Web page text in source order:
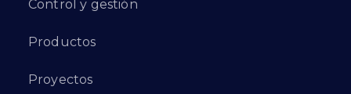
Control y gestión
Productos
Proyectos